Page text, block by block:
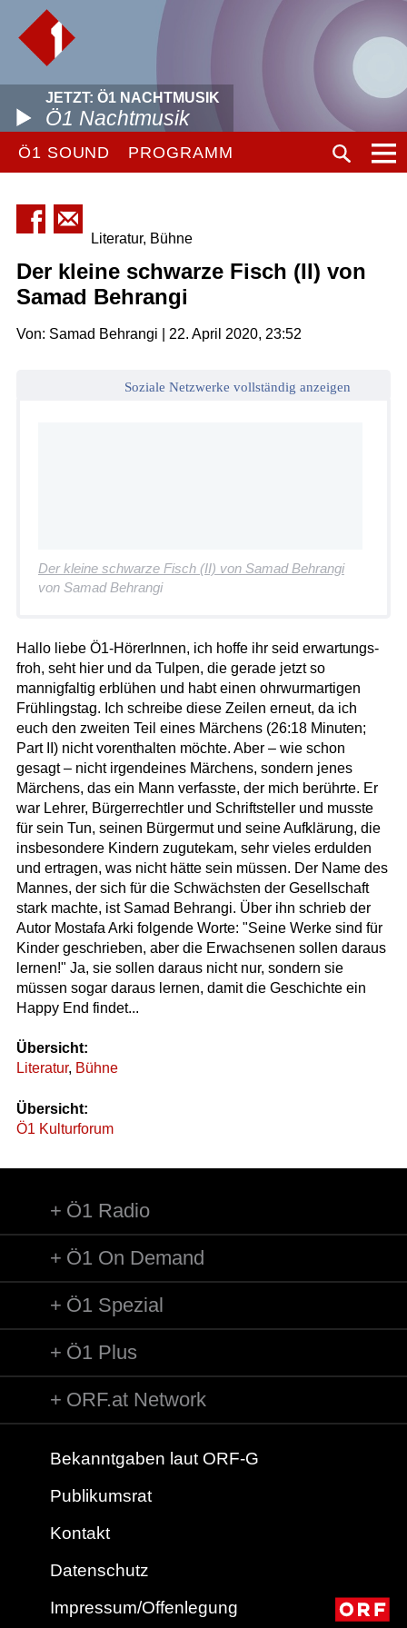
JETZT: Ö1 NACHTMUSIK
Ö1 Nachtmusik
Ö1 SOUND PROGRAMM
Literatur, Bühne
Der kleine schwarze Fisch (II) von
Samad Behrangi
Von: Samad Behrangi | 22. April 2020, 23:52
Soziale Netzwerke vollständig anzeigen
Der kleine schwarze Fisch (II) von Samad Behrangi
von Samad Behrangi
Hallo liebe Ö1-HörerInnen, ich hoffe ihr seid erwartungs-
froh, seht hier und da Tulpen, die gerade jetzt so
mannigfaltig erblühen und habt einen ohrwurmartigen
Frühlingstag. Ich schreibe diese Zeilen erneut, da ich
euch den zweiten Teil eines Märchens (26:18 Minuten;
Part II) nicht vorenthalten möchte. Aber – wie schon
gesagt – nicht irgendeines Märchens, sondern jenes
Märchens, das ein Mann verfasste, der mich berührte. Er
war Lehrer, Bürgerrechtler und Schriftsteller und musste
für sein Tun, seinen Bürgermut und seine Aufklärung, die
insbesondere Kindern zugutekam, sehr vieles erdulden
und ertragen, was nicht hätte sein müssen. Der Name des
Mannes, der sich für die Schwächsten der Gesellschaft
stark machte, ist Samad Behrangi. Über ihn schrieb der
Autor Mostafa Arki folgende Worte: "Seine Werke sind für
Kinder geschrieben, aber die Erwachsenen sollen daraus
lernen!" Ja, sie sollen daraus nicht nur, sondern sie
müssen sogar daraus lernen, damit die Geschichte ein
Happy End findet...
Übersicht:
Literatur, Bühne
Übersicht:
Ö1 Kulturforum
Ö1 Radio
Ö1 On Demand
Ö1 Spezial
Ö1 Plus
ORF.at Network
Bekanntgaben laut ORF-G
Publikumsrat
Kontakt
Datenschutz
Impressum/Offenlegung